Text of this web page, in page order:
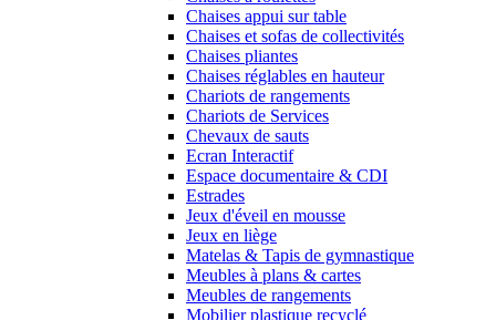
Chaises appui sur table
Chaises et sofas de collectivités
Chaises pliantes
Chaises réglables en hauteur
Chariots de rangements
Chariots de Services
Chevaux de sauts
Ecran Interactif
Espace documentaire & CDI
Estrades
Jeux d'éveil en mousse
Jeux en liège
Matelas & Tapis de gymnastique
Meubles à plans & cartes
Meubles de rangements
Mobilier plastique recyclé